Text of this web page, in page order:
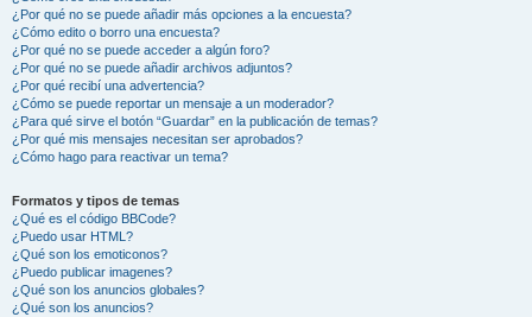
¿Por qué no se puede añadir más opciones a la encuesta?
¿Cómo edito o borro una encuesta?
¿Por qué no se puede acceder a algún foro?
¿Por qué no se puede añadir archivos adjuntos?
¿Por qué recibí una advertencia?
¿Cómo se puede reportar un mensaje a un moderador?
¿Para qué sirve el botón “Guardar” en la publicación de temas?
¿Por qué mis mensajes necesitan ser aprobados?
¿Cómo hago para reactivar un tema?
Formatos y tipos de temas
¿Qué es el código BBCode?
¿Puedo usar HTML?
¿Qué son los emoticonos?
¿Puedo publicar imagenes?
¿Qué son los anuncios globales?
¿Qué son los anuncios?